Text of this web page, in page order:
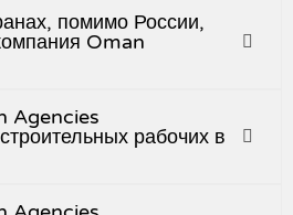
помимо России,
Oman
Agencies
рабочих в